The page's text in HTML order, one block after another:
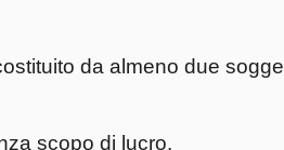
da almeno due
scopo di lucro.